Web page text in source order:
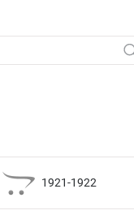
1921-1922